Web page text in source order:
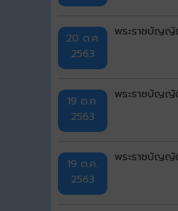
20 ต.ค.
2563
พระราชบัญญั
19 ต.ค.
2563
พระราชบัญญั
19 ต.ค.
2563
พระราชบัญญั